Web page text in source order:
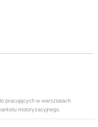
pracujących w warsztatach
motoryzacyjnego.